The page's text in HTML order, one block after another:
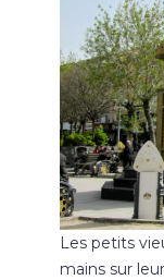
Les petits
mains sur